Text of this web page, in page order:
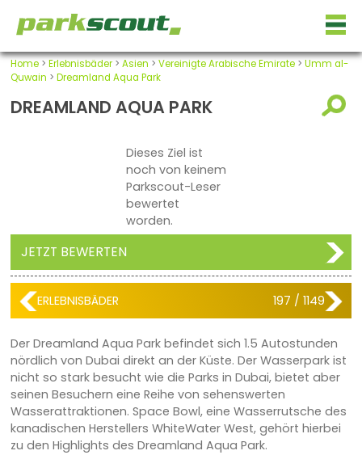
Home> Erlebnisbäder> Asien > Vereinigte Arabische Emirate> Umm al-
Quwain > Dreamland Aqua Park
DREAMLAND AQUA PARK
Dieses Ziel ist
noch von keinem
Parkscout-Leser
bewertet
worden.
JETZT BEWERTEN
ERLEBNISBÄDER 197 / 1149
Der Dreamland Aqua Park befindet sich 1.5 Autostunden
nördlich von Dubai direkt an der Küste. Der Wasserpark ist
nicht so stark besucht wie die Parks in Dubai, bietet aber
seinen Besuchern eine Reihe von sehenswerten
Wasserattraktionen. Space Bowl, eine Wasserrutsche des
kanadischen Herstellers WhiteWater West, gehört hierbei
zu den Highlights des Dreamland Aqua Park.